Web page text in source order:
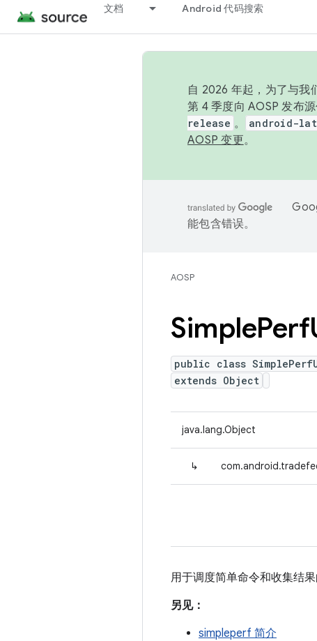
文档 Android 代码搜索
自 2026 年起，为了与我
第 4 季度向 AOSP 发布
release 。 android-
AOSP 变更。
能包含错误。
AOSP
SimplePerf
public class
extends Object
java.lang.Object
↳
用于调度简单命令和收集结
另见：
simpleperf 简介